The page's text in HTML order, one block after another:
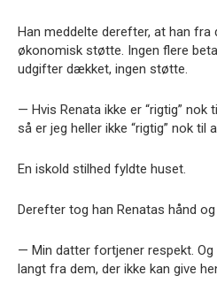
Han meddelte derefter, at han fra
økonomisk støtte. Ingen flere
udgifter dækket, ingen støtte.
— Hvis Renata ikke er “rigtig”
så er jeg heller ikke “rigtig” nok til
En iskold stilhed fyldte huset.
Derefter tog han Renatas hånd og
— Min datter fortjener respekt.
langt fra dem, der ikke kan give